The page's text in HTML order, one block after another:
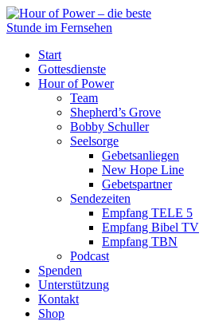
Start
Gottesdienste
Hour of Power
Team
Shepherd’s Grove
Bobby Schuller
Seelsorge
Gebetsanliegen
New Hope Line
Gebetspartner
Sendezeiten
Empfang TELE 5
Empfang Bibel TV
Empfang TBN
Podcast
Spenden
Unterstützung
Kontakt
Shop